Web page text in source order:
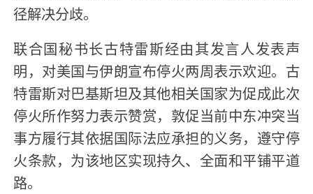
径解决分歧。
联合国秘书长古特雷斯经由其发言人发表声
明，对美国与伊朗宣布停火两周表示欢迎。古
特雷斯对巴基斯坦及其他相关国家为促成此次
停火所作努力表示赞赏，敦促当前中东冲突当
事方履行其依据国际法应承担的义务，遵守停
火条款，为该地区实现持久、全面和平铺平道
路。